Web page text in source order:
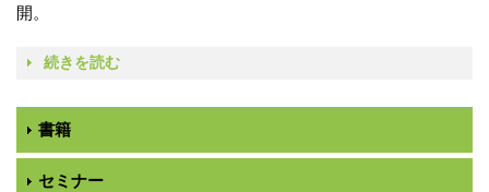
開。
続きを読む
書籍
セミナー